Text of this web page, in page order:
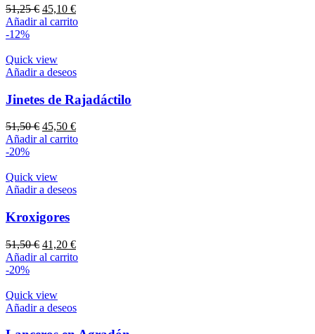
51,25€ El
precio
51,25 €.
45,10 €El
precio
Añadir al carrito
-12%
Quick view
Añadir a deseos
Jinetes de Rajadáctilo
51,50€ El
precio
51,50 €.
45,50 €El
precio
Añadir al carrito
-20%
Quick view
Añadir a deseos
Kroxigores
51,50€ El
precio
51,50 €.
41,20 €El
precio
Añadir al carrito
-20%
Quick view
Añadir a deseos